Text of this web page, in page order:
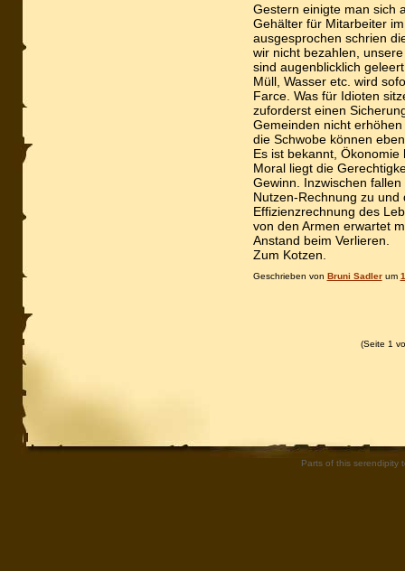
Gestern einigte man sich
Gehälter für Mitarbeiter
ausgesprochen schrien
wir nicht bezahlen,
sind augenblicklich
Müll, Wasser etc. wird
Farce. Was für Idioten
zuforderst einen
Gemeinden nicht
die Schwobe können
Es ist bekannt,
Moral liegt die
Gewinn. Inzwischen
Nutzen-Rechnung zu
Effizienzrechnung des
von den Armen erwartet
Anstand beim Verlieren.
Zum Kotzen.
Geschrieben von Bruni Sadlerum
(Seite 1
Parts of this serendipity